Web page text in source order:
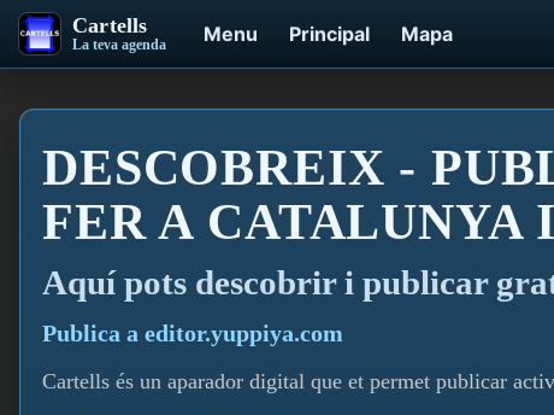
Cartells
La teva agenda Menu Principal Mapa
DESCOBREIX -
FER A CATALUNYA
Aquí­ pots descobrir i publicar
Publica a editor.yuppiya.com
Cartells és un aparador digital que et permet publicar